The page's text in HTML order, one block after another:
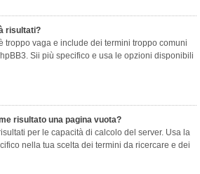
risultati?
troppo vaga e include dei termini troppo comuni
Sii più specifico e usa le opzioni disponibili
risultato una pagina vuota?
per le capacità di calcolo del server. Usa la
nella tua scelta dei termini da ricercare e dei